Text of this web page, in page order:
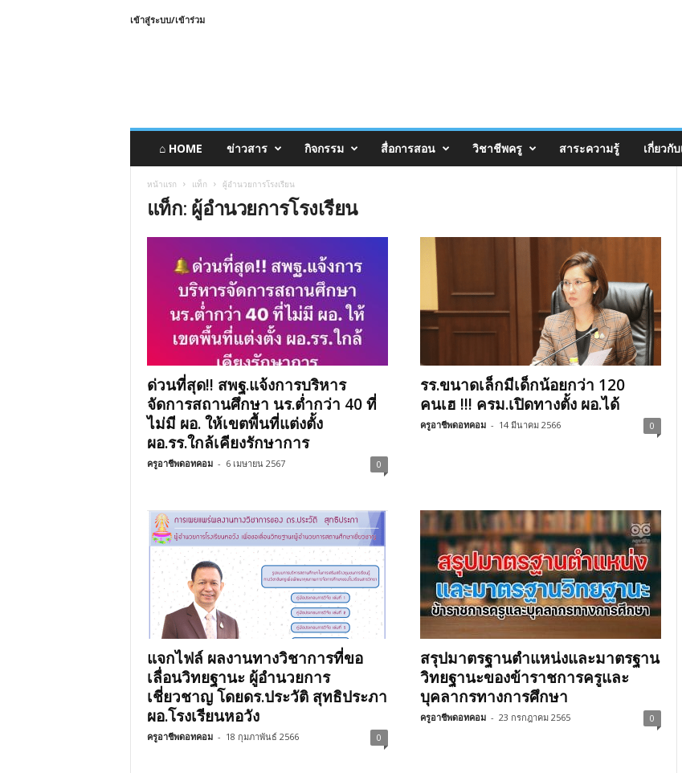
เข้าสู่ระบบ/เข้าร่วม
⌂ HOME ข่าวสาร กิจกรรม สื่อการสอน วิชาชีพครู สาระความรู้ เกี่ยวกับ
หน้าแรก แท็ก ผู้อำนวยการโรงเรียน
แท็ก: ผู้อำนวยการโรงเรียน
ด่วนที่สุด!! สพฐ.แจ้งการบริหาร
จัดการสถานศึกษา นร.ต่ำกว่า 40 ที่
ไม่มี ผอ. ให้เขตพื้นที่แต่งตั้ง
ผอ.รร.ใกล้เคียงรักษาการ
ครูอาชีพดอทคอม - 6 เมษายน 2567 0
รร.ขนาดเล็กมีเด็กน้อยกว่า 120
คนเฮ !!! ครม.เปิดทางตั้ง ผอ.ได้
ครูอาชีพดอทคอม - 14 มีนาคม 2566 0
แจกไฟล์ ผลงานทางวิชาการที่ขอ
เลื่อนวิทยฐานะ ผู้อำนวยการ
เชี่ยวชาญ โดยดร.ประวัติ สุทธิประภา
ผอ.โรงเรียนหอวัง
ครูอาชีพดอทคอม - 18 กุมภาพันธ์ 2566 0
สรุปมาตรฐานตำแหน่งและมาตรฐาน
วิทยฐานะของข้าราชการครูและ
บุคลากรทางการศึกษา
ครูอาชีพดอทคอม - 23 กรกฎาคม 2565 0